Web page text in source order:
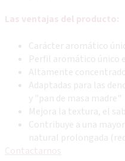
Las ventajas del producto:
Carácter aromático
Perfil aromático único
Altamente
Adaptadas para las
y "pan de masa madre"
Mejora la textura, el
Contribuye a una
natural prolongada
Contactarnos